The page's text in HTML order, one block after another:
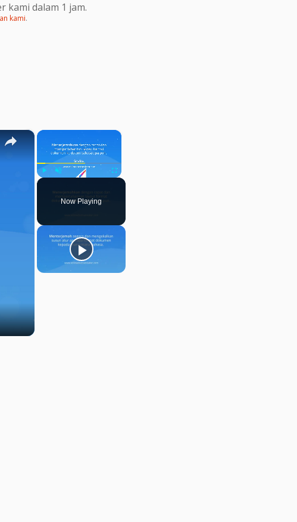
kami dalam 1 jam.
kami.
×
Fullscreen
Now Playing
×